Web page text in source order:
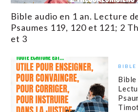
Bible audio en 1 an. Lecture
Psaumes 119, 120 et 121; 2
et 3
BIBLE
Bible